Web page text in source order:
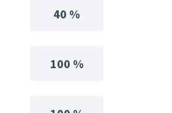
40 %
100 %